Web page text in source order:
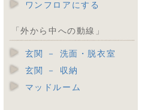
ワンフロアにする
「外から中への動線」
玄関 － 洗面・脱衣室
玄関 － 収納
マッドルーム